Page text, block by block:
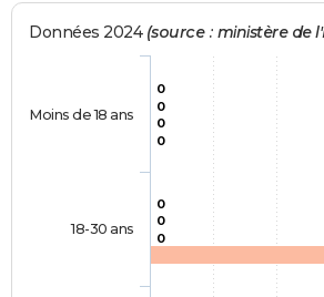
Données 2024 (source : ministère de
0
0
0
0
0
0
0
Moins de 18 ans
18-30 ans